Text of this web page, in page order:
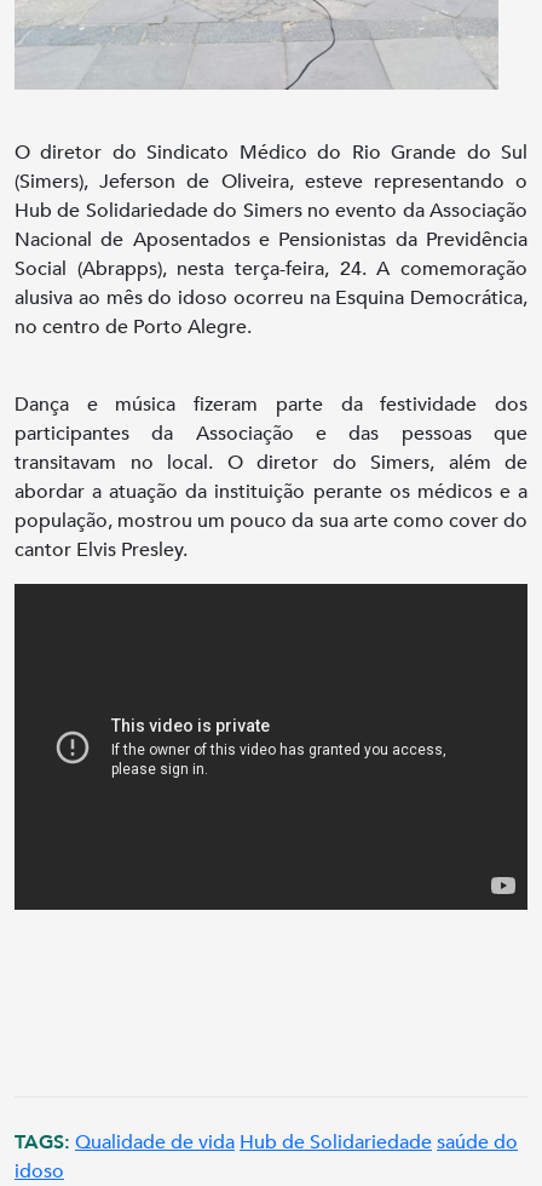
O diretor do Sindicato Médico do Rio Grande do Sul
(Simers), Jeferson de Oliveira, esteve representando o
Hub de Solidariedade do Simers no evento da Associação
Nacional de Aposentados e Pensionistas da Previdência
Social (Abrapps), nesta terça-feira, 24. A comemoração
alusiva ao mês do idoso ocorreu na Esquina Democrática,
no centro de Porto Alegre.
Dança e música fizeram parte da festividade dos
participantes da Associação e das pessoas que
transitavam no local. O diretor do Simers, além de
abordar a atuação da instituição perante os médicos e a
população, mostrou um pouco da sua arte como cover do
cantor Elvis Presley.
TAGS: Qualidade de vida Hub de Solidariedadesaúde do
idoso